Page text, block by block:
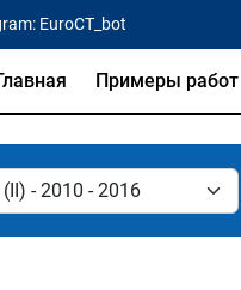
EuroCT_bot
Примеры работ